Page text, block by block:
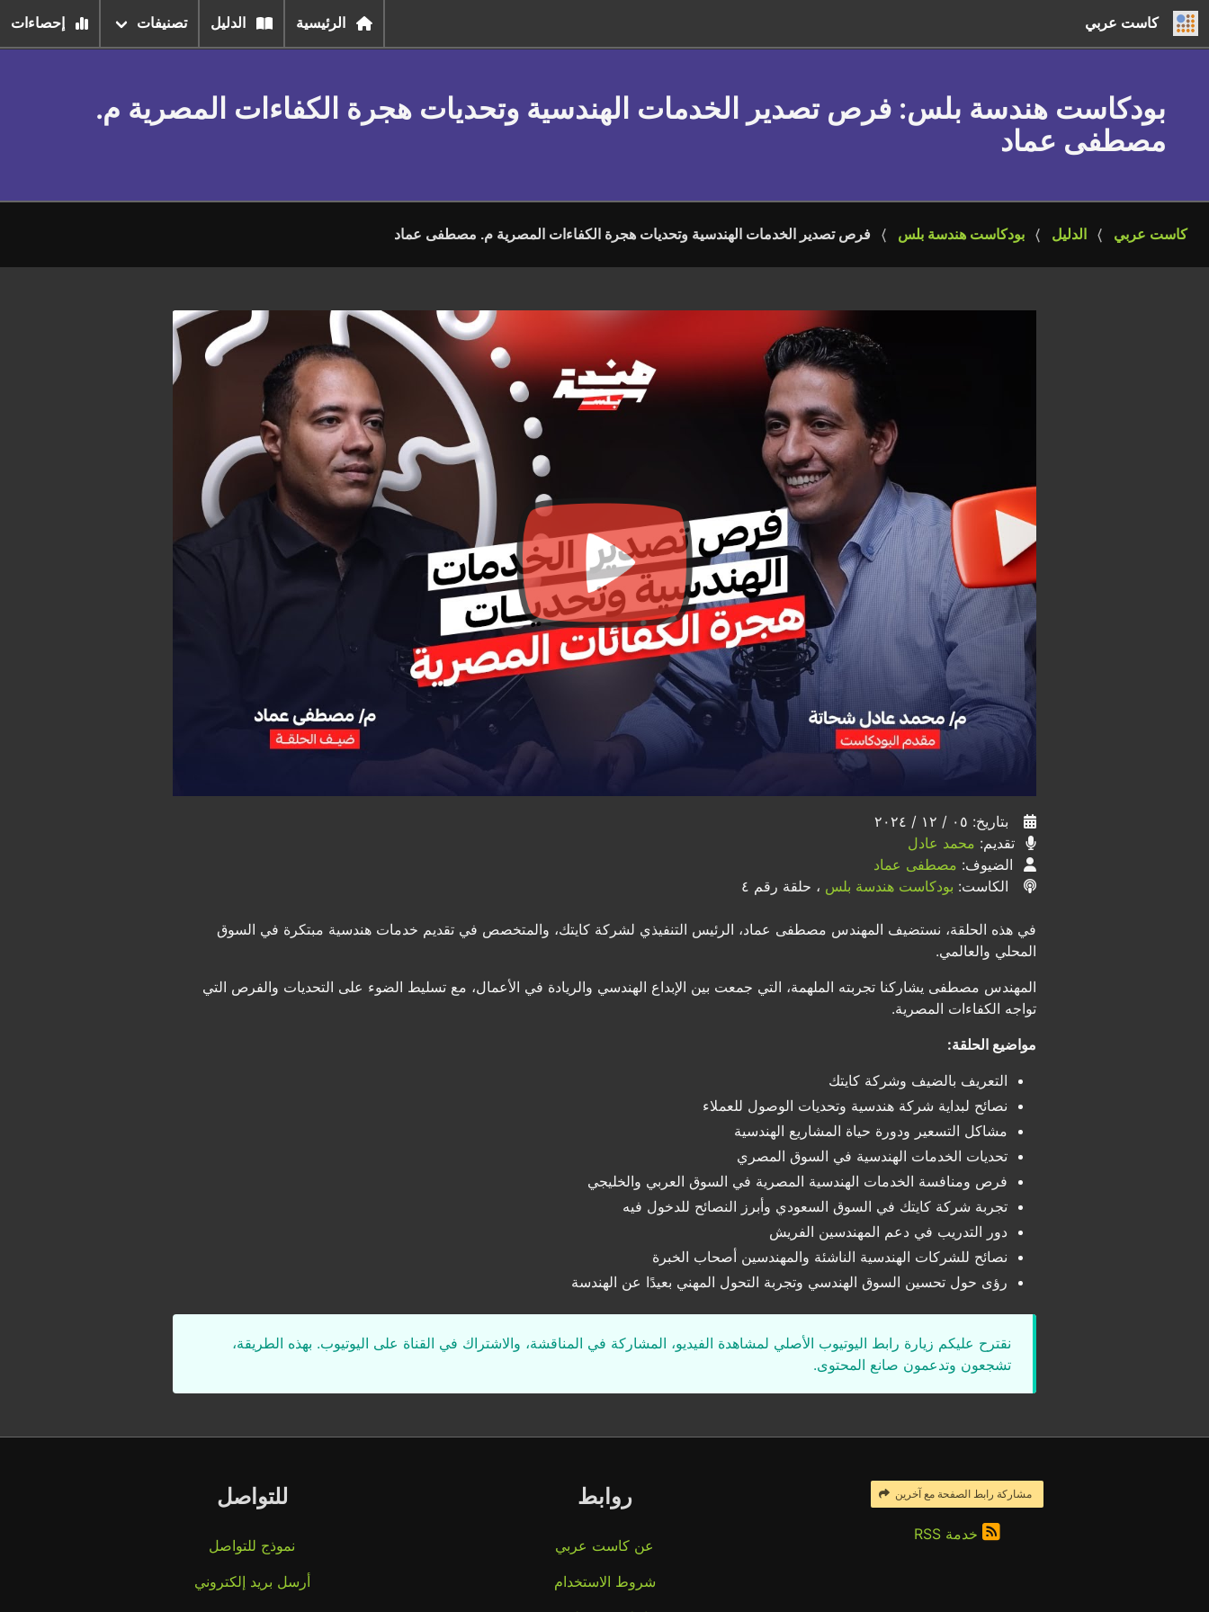
كاست عربي الرئيسية الدليل تصنيفات إحصاءات
بودكاست هندسة بلس: فرص تصدير الخدمات الهندسية وتحديات هجرة الكفاءات المصرية م.
مصطفى عماد
كاست عربي الدليل بودكاست هندسة بلس فرص تصدير الخدمات الهندسية وتحديات هجرة الكفاءات المصرية م. مصطفى عماد
بتاريخ: ٠٥ / ١٢ / ٢٠٢٤
تقديم: محمد عادل
الضيوف: مصطفى عماد
الكاست: بودكاست هندسة بلس ، حلقة رقم ٤
في هذه الحلقة، نستضيف المهندس مصطفى عماد، الرئيس التنفيذي لشركة كايتك، والمتخصص في تقديم خدمات هندسية مبتكرة في السوق
المحلي والعالمي.
المهندس مصطفى يشاركنا تجربته الملهمة، التي جمعت بين الإبداع الهندسي والريادة في الأعمال، مع تسليط الضوء على التحديات والفرص التي
تواجه الكفاءات المصرية.
مواضيع الحلقة:
التعريف بالضيف وشركة كايتك
نصائح لبداية شركة هندسية وتحديات الوصول للعملاء
مشاكل التسعير ودورة حياة المشاريع الهندسية
تحديات الخدمات الهندسية في السوق المصري
فرص ومنافسة الخدمات الهندسية المصرية في السوق العربي والخليجي
تجربة شركة كايتك في السوق السعودي وأبرز النصائح للدخول فيه
دور التدريب في دعم المهندسين الفريش
نصائح للشركات الهندسية الناشئة والمهندسين أصحاب الخبرة
رؤى حول تحسين السوق الهندسي وتجربة التحول المهني بعيدًا عن الهندسة
نقترح عليكم زيارة رابط اليوتيوب الأصلي لمشاهدة الفيديو، المشاركة في المناقشة، والاشتراك في القناة على اليوتيوب. بهذه الطريقة،
تشجعون وتدعمون صانع المحتوى.
مشاركة رابط الصفحة مع آخرين
خدمة RSS
روابط
عن كاست عربي
شروط الاستخدام
للتواصل
نموذج للتواصل
أرسل بريد إلكتروني